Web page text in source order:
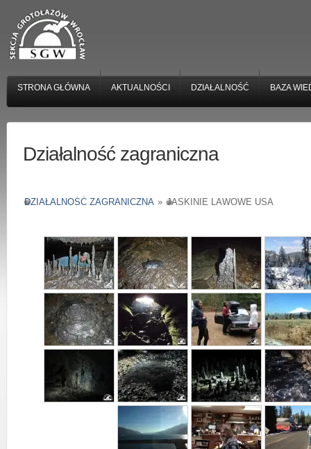
STRONA GŁÓWNA AKTUALNOŚCI DZIAŁALNOŚĆ BAZA
Działalność zagraniczna
DZIAŁALNOŚĆ ZAGRANICZNA » JASKINIE LAWOWE USA